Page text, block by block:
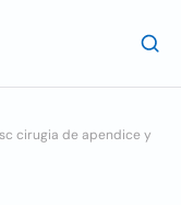
cirugia de apendice y